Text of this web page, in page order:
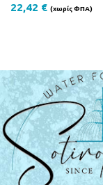
22,42 € (χωρίς ΦΠΑ)